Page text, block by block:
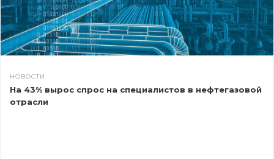
НОВОСТИ
На 43% вырос спрос на специалистов в нефтегазовой
отрасли